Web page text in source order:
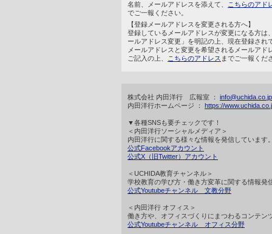
名前、メールアドレスを添えて、
こちらのアド
でご一報ください。
【登録メールアドレスを変更される方へ】
登録しているメールアドレスが変更になる方は
ールアドレス変更」を明記の上、現在登録され
メールアドレスと変更を希望されるメールアド
ご記入の上、
こちらのアドレス までご一報くだ
株式会社 内田洋行 広報室 ： info@uchida.co.jp
内田洋行ホームページ ： https://
▼各種SNSも要チェックです！
＜内田洋行ソーシャルメディア＞
内田洋行に関する様々な情報を発信しています
公式Facebookアカウント
公式X（旧Twitter）アカウント
＜UCHIDA教育チャンネル＞
学校教育の学び方・働き方変革に関する情報発
公式Youtubeチャンネル 文教分野
＜内田洋行 オフィス＞
働き方や、オフィスづくりにまつわるコンテン
公式Youtubeチャンネル オフィス分野